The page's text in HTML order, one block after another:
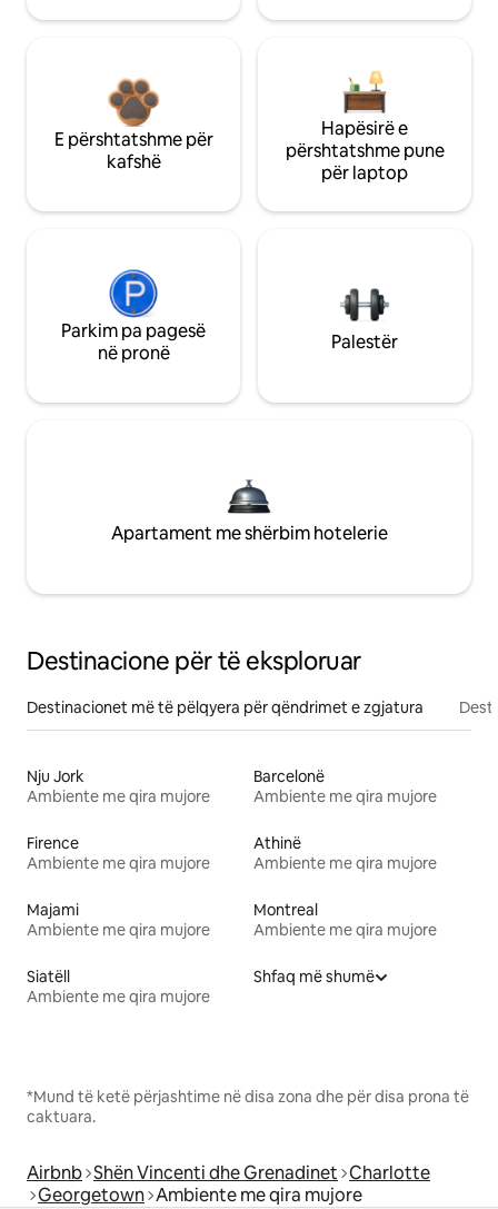
E përshtatshme për
kafshë
Hapësirë e
përshtatshme pune
për laptop
Parkim pa pagesë
në pronë
Palestër
Apartament me shërbim hotelerie
Destinacione për të eksploruar
Destinacionet më të pëlqyera për qëndrimet e zgjatura
Nju Jork
Ambiente me qira mujore
Barcelonë
Ambiente me qira mujore
Firence
Ambiente me qira mujore
Athinë
Ambiente me qira mujore
Majami
Ambiente me qira mujore
Montreal
Ambiente me qira mujore
Siatëll
Ambiente me qira mujore
Shfaq më shumë
*Mund të ketë përjashtime në disa zona dhe për disa prona të
caktuara.
Airbnb Shën Vincenti dhe Grenadinet Charlotte
Georgetown Ambiente me qira mujore